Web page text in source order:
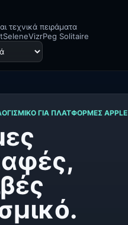
τεχνικά πειράματα
SeleneVizrPeg Solitaire
ΓΙΑ ΠΛΑΤΦΌΡΜΕΣ APPLE